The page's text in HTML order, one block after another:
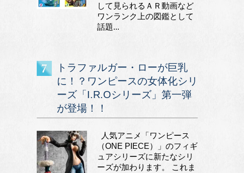
して見られるＡＲ動画など
ワンランク上の図鑑として
話題...
トラファルガー・ローが巨乳
に！？ワンピースの女体化シリ
ーズ「I.R.Oシリーズ」第一弾
が登場！！
人気アニメ「ワンピース
（ONE PIECE）」のフィギ
ュアシリーズに新たなシリ
ーズが加わります。 これま